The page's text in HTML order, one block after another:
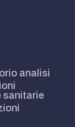
analisi
sanitarie